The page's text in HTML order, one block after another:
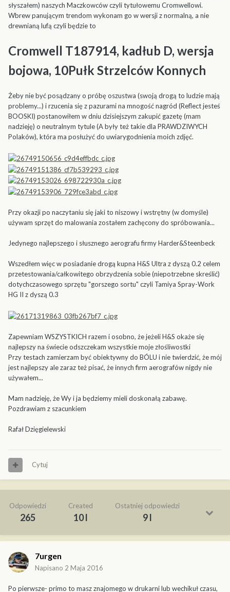
słyszałem) naszych Maczkowców czyli tytułowemu Cromwellowi.
Wbrew panującym trendom wykonam go w wersji z normalną, a nie
drewnianą lufą czyli będzie to
Cromwell T187914, kadłub D, wersja
bojowa, 10Pułk Strzelców Konnych
Żeby nie być posądzany o próbę oszustwa (swoją drogą to ludzie mają
problemy...) i rzucenia się z pazurami na mnogość nagród (Reflect jesteś
BOOSKI) postanowiłem w dniu dzisiejszym zakupić gazetę (mam
nadzieję) o neutralnym tytule (A były też takie dla PRAWDZIWYCH
Polaków), która ma posłużyć do uwiarygodnienia moich zdjęć.
Przy okazji po naczytaniu się jaki to niszowy i wstrętny (w domyśle)
używam sprzęt do malowania zostałem zachęcony do spróbowania...
Jedynego najlepszego i słusznego aerografu firmy Harder&Steenbeck
Wszedłem więc w posiadanie drogą kupna H&S Ultra z dyszą 0.2 celem
przetestowania/całkowitego obrzydzenia sobie (niepotrzebne skreślić)
dotychczasowego sprzętu "gorszego sortu" czyli Tamiya Spray-Work
HG II z dyszą 0.3
Zapewniam WSZYSTKICH razem i osobno, że jeżeli H&S okaże się
najlepszy na świecie odszczekam wszystkie moje złośliwostki
Przy testach zamierzam być obiektywny do BÓLU i nie twierdzić, że mój
jest najlepszy ale zaraz też pisać, że innych firm aerografów nigdy nie
używałem...
Mam nadzieję, że Wy i ja będziemy mieli doskonałą zabawę.
Pozdrawiam z szacunkiem
Rafał Dzięgielewski
Cytuj
Odpowiedzi
265
Created
10 l
Ostatniej odpowiedzi
9 l
7urgen
Napisano 2 Maja 2016
Po pierwsze- primo to masz znajomego w drukarni lub wechikuł czasu,